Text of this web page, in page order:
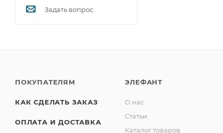
Задать вопрос
ПОКУПАТЕЛЯМ
КАК СДЕЛАТЬ ЗАКАЗ
ОПЛАТА И ДОСТАВКА
ЭЛЕФАНТ
О нас
Статьи
Каталог товаров